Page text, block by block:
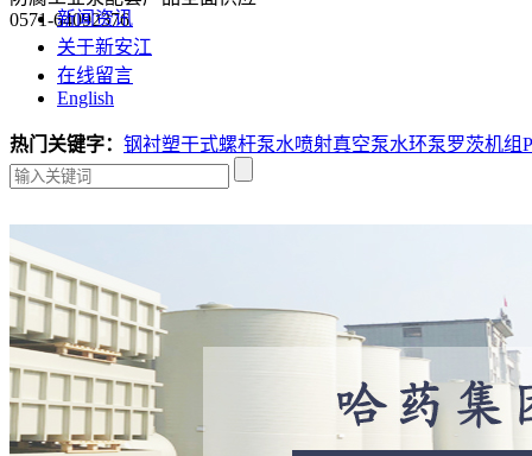
0571-64092376
新闻资讯
关于新安江
在线留言
English
热门关键字： 钢衬塑干式螺杆泵水喷射真空泵水环泵罗茨机组